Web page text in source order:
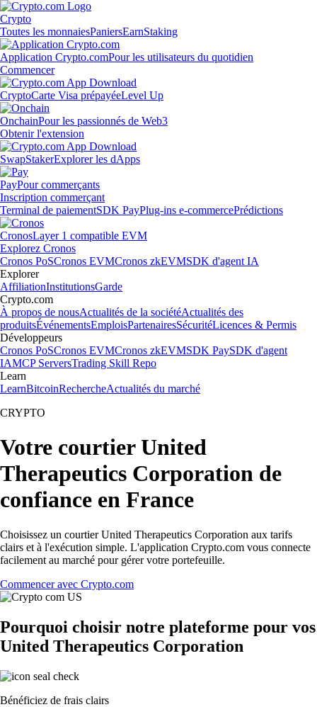
Crypto
Toutes les monnaiesPaniersEarnStaking
Application Crypto.comPour les utilisateurs du quotidien
Commencer
CryptoCarte Visa prépayéeLevel Up
OnchainPour les passionnés de Web3
Obtenir l'extension
SwapStakerExplorer les dApps
PayPour commerçants
Inscription commerçant
Terminal de paiementSDK PayPlug-ins e-commercePrédictions
CronosLayer 1 compatible EVM
Explorez Cronos
Cronos PoSCronos EVMCronos zkEVMSDK d'agent IA
Explorer
AffiliationInstitutionsGarde
Crypto.com
À propos de nousActualités de la sociétéActualités des
produitsÉvénementsEmploisPartenairesSécuritéLicences & Permis
Développeurs
Cronos PoSCronos EVMCronos zkEVMSDK PaySDK d'agent
IAMCP ServersTrading Skill Repo
Learn
LearnBitcoinRechercheActualités du marché
CRYPTO
Votre courtier United
Therapeutics Corporation de
confiance en France
Choisissez un courtier United Therapeutics Corporation aux tarifs
clairs et à l'exécution simple. L'application Crypto.com vous connecte
facilement au marché pour gérer votre portefeuille.
Commencer avec Crypto.com
Pourquoi choisir notre plateforme pour vos
United Therapeutics Corporation
Bénéficiez de frais clairs